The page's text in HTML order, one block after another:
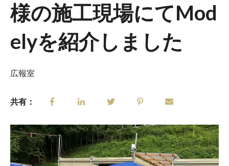
様の施工現場にてMod
elyを紹介しました
広報室
共有：